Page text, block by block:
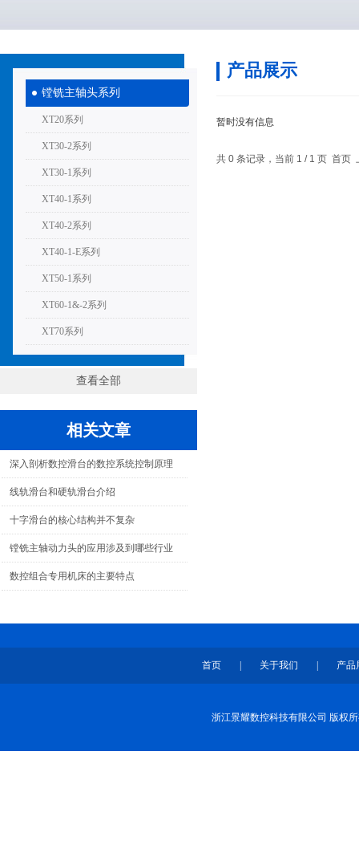
镗铣主轴头系列
XT20系列
XT30-2系列
XT30-1系列
XT40-1系列
XT40-2系列
XT40-1-E系列
XT50-1系列
XT60-1&-2系列
XT70系列
查看全部
相关文章
深入剖析数控滑台的数控系统控制原理
线轨滑台和硬轨滑台介绍
十字滑台的核心结构并不复杂
镗铣主轴动力头的应用涉及到哪些行业
数控组合专用机床的主要特点
产品展示
暂时没有信息
共 0 条记录，当前 1 / 1 页 首
首页 关于我们 产品
浙江景耀数控科技有限公司 版权